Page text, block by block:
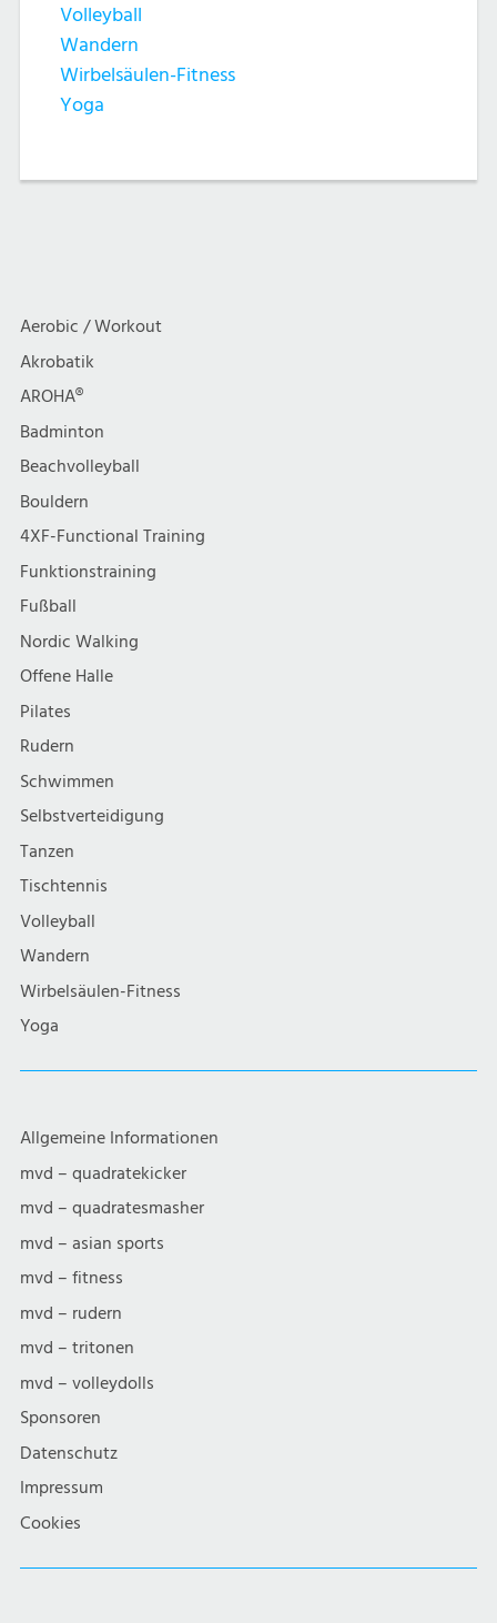
Volleyball
Wandern
Wirbelsäulen-Fitness
Yoga
Aerobic / Workout
Akrobatik
AROHA®
Badminton
Beachvolleyball
Bouldern
4XF-Functional Training
Funktionstraining
Fußball
Nordic Walking
Offene Halle
Pilates
Rudern
Schwimmen
Selbstverteidigung
Tanzen
Tischtennis
Volleyball
Wandern
Wirbelsäulen-Fitness
Yoga
Allgemeine Informationen
mvd – quadratekicker
mvd – quadratesmasher
mvd – asian sports
mvd – fitness
mvd – rudern
mvd – tritonen
mvd – volleydolls
Sponsoren
Datenschutz
Impressum
Cookies